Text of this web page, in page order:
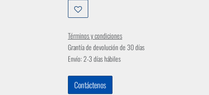
Términos y condiciones
Grantía de devolución de 30 días
Envío: 2-3 días hábiles
Contáctenos